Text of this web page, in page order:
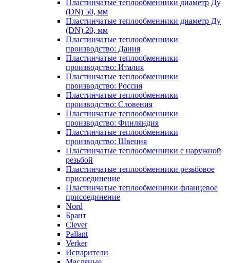
Пластинчатые теплообменники диаметр Ду
(DN) 50, мм
Пластинчатые теплообменники диаметр Ду
(DN) 20, мм
Пластинчатые теплообменники
производство: Дания
Пластинчатые теплообменники
производство: Италия
Пластинчатые теплообменники
производство: Россия
Пластинчатые теплообменники
производство: Словения
Пластинчатые теплообменники
производство: Финляндия
Пластинчатые теплообменники
производство: Швеция
Пластинчатые теплообменники с наружной
резьбой
Пластинчатые теплообменники резьбовое
присоединение
Пластинчатые теплообменники фланцевое
присоединение
Nord
Брант
Clever
Pallant
Verker
Испарители